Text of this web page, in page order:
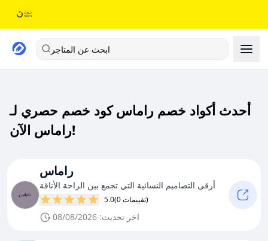
ابحث عن المتاجر
أحدث أكواد خصم راماس كود خصم حصري لـ
راماس الآن!
راماس
أرقى التصاميم النسائية التي تجمع بين الراحة الأناقة
5.0 (0 تقييمات)
اخر تحديث: 08/08/2026